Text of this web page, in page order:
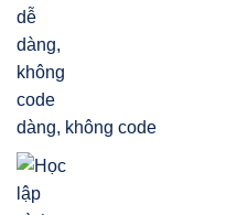
dàng, không code